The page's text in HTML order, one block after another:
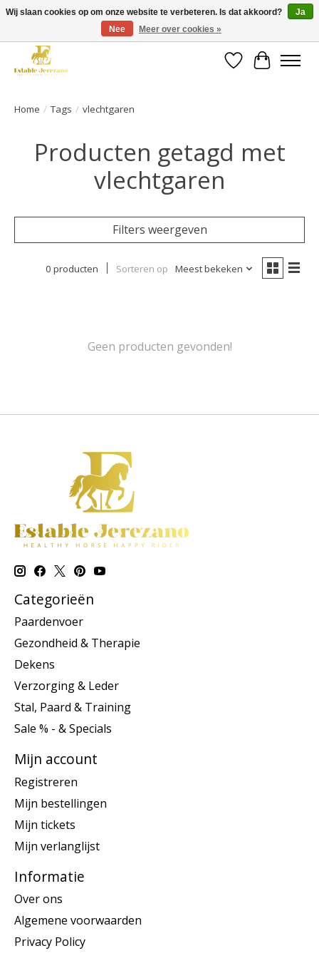
Gratis verzending vanaf €49 op een groot deel van ons assortiment
Verlanglijst
Home / Tags / vlechtgaren
Producten getagd met
vlechtgaren
Filters weergeven
0 producten Sorteren op Meest bekeken
Geen producten gevonden!
Categorieën
Paardenvoer
Gezondheid & Therapie
Dekens
Verzorging & Leder
Stal, Paard & Training
Sale % - & Specials
Mijn account
Registreren
Mijn bestellingen
Mijn tickets
Mijn verlanglijst
Informatie
Over ons
Algemene voorwaarden
Privacy Policy
Wij slaan cookies op om onze website te verbeteren. Is dat akkoord?
Ja
Nee
Meer over cookies »